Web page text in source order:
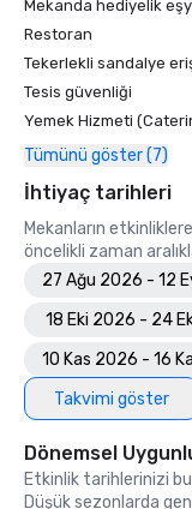
Mekanda hediyelik
Restoran
Tekerlekli sandalye
Tesis güvenliği
Yemek Hizmeti
Tümünü göster (7)
İhtiyaç tarihleri
Mekanların
öncelikli zaman
27 Ağu 2026 - 12
18 Eki 2026 - 24
10 Kas 2026 - 16
Takvimi göster
Dönemsel
Etkinlik tarihlerinizi
Düşük sezonlarda